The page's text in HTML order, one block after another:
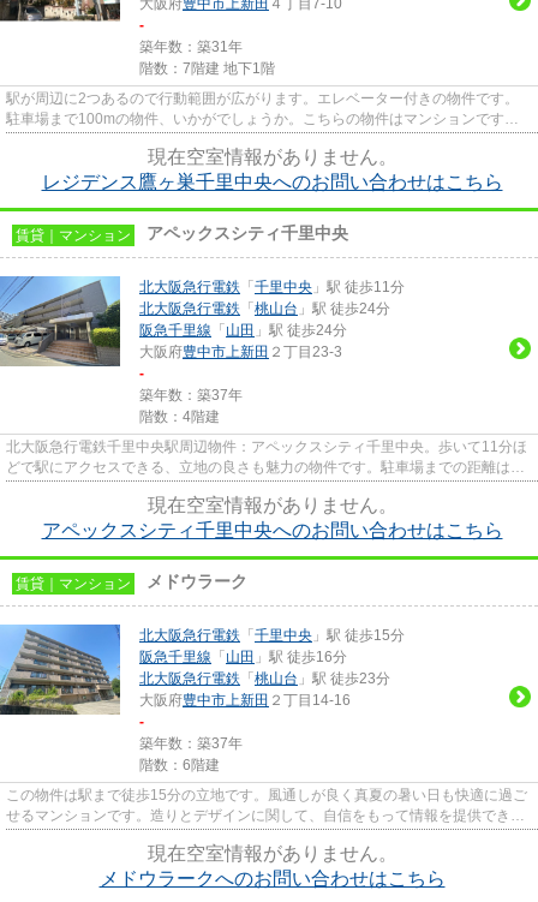
大阪府豊中市上新田 ４丁目7-10
-
築年数：築31年
階数：7階建 地下1階
駅が周辺に2つあるので行動範囲が広がります。エレベーター付きの物件です。
駐車場まで100mの物件、いかがでしょうか。こちらの物件はマンションです。
現在空室情報がありません。
レジデンス鷹ヶ巣千里中央へのお問い合わせはこちら
賃貸｜マンション アペックスシティ千里中央
北大阪急行電鉄 「 千里中央 」駅 徒歩11分
北大阪急行電鉄 「 桃山台 」駅 徒歩24分
阪急千里線 「 山田 」駅 徒歩24分
大阪府豊中市上新田 ２丁目23-3
-
築年数：築37年
階数：4階建
北大阪急行電鉄千里中央駅周辺物件：アペックスシティ千里中央。歩いて11分ほ
どで駅にアクセスできる、立地の良さも魅力の物件です。駐車場までの距離は
現在空室情報がありません。
アペックスシティ千里中央へのお問い合わせはこちら
賃貸｜マンション メドウラーク
北大阪急行電鉄 「 千里中央 」駅 徒歩15分
阪急千里線 「 山田 」駅 徒歩16分
北大阪急行電鉄 「 桃山台 」駅 徒歩23分
大阪府豊中市上新田 ２丁目14-16
-
築年数：築37年
階数：6階建
この物件は駅まで徒歩15分の立地です。風通しが良く真夏の暑い日も快適に過ご
せるマンションです。造りとデザインに関して、自信をもって情報を提供できる
現在空室情報がありません。
メドウラークへのお問い合わせはこちら